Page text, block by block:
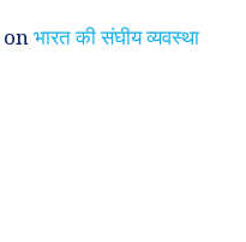
onभारत की संघीय व्यवस्था